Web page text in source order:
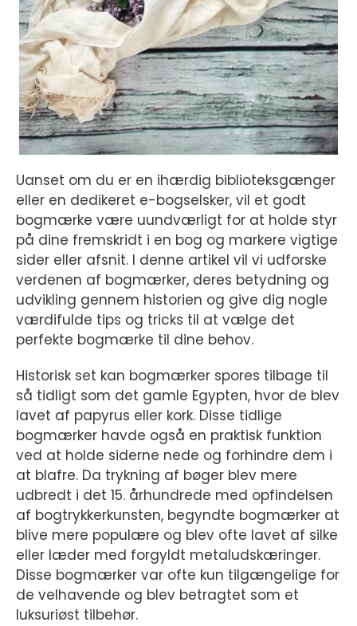
Uanset om du er en ihærdig biblioteksgænger
eller en dedikeret e-bogselsker, vil et godt
bogmærke være uundværligt for at holde styr
på dine fremskridt i en bog og markere vigtige
sider eller afsnit. I denne artikel vil vi udforske
verdenen af bogmærker, deres betydning og
udvikling gennem historien og give dig nogle
værdifulde tips og tricks til at vælge det
perfekte bogmærke til dine behov.
Historisk set kan bogmærker spores tilbage til
så tidligt som det gamle Egypten, hvor de blev
lavet af papyrus eller kork. Disse tidlige
bogmærker havde også en praktisk funktion
ved at holde siderne nede og forhindre dem i
at blafre. Da trykning af bøger blev mere
udbredt i det 15. århundrede med opfindelsen
af bogtrykkerkunsten, begyndte bogmærker at
blive mere populære og blev ofte lavet af silke
eller læder med forgyldt metaludskæringer.
Disse bogmærker var ofte kun tilgængelige for
de velhavende og blev betragtet som et
luksuriøst tilbehør.